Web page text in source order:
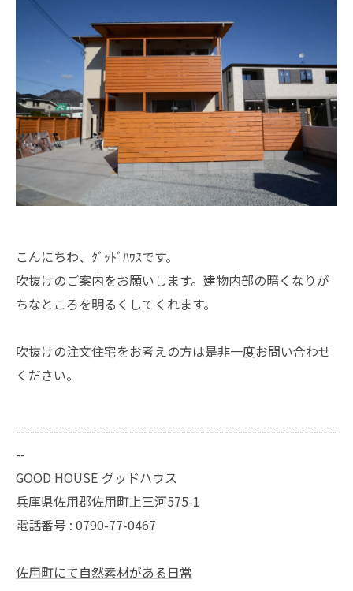
こんにちわ、ｸﾞｯﾄﾞﾊｳｽです。
吹抜けのご案内をお願いします。建物内部の暗くなりが
ちなところを明るくしてくれます。
吹抜けの注文住宅をお考えの方は是非一度お問い合わせ
ください。
--------------------------------------------------------------------
--
GOOD HOUSE グッドハウス
兵庫県佐用郡佐用町上三河575-1
電話番号 : 0790-77-0467
佐用町にて自然素材がある日常